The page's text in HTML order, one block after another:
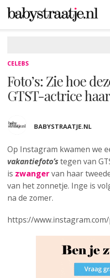
CELEBS
Foto’s: Zie hoe
GTST-actrice
BABYSTRAATJE.NL
Op Instagram kwamen we
vakantiefoto’stegen van
is zwangervan haar
van het zonnetje. Inge is
na de zomer.
https://www.instagram.com/